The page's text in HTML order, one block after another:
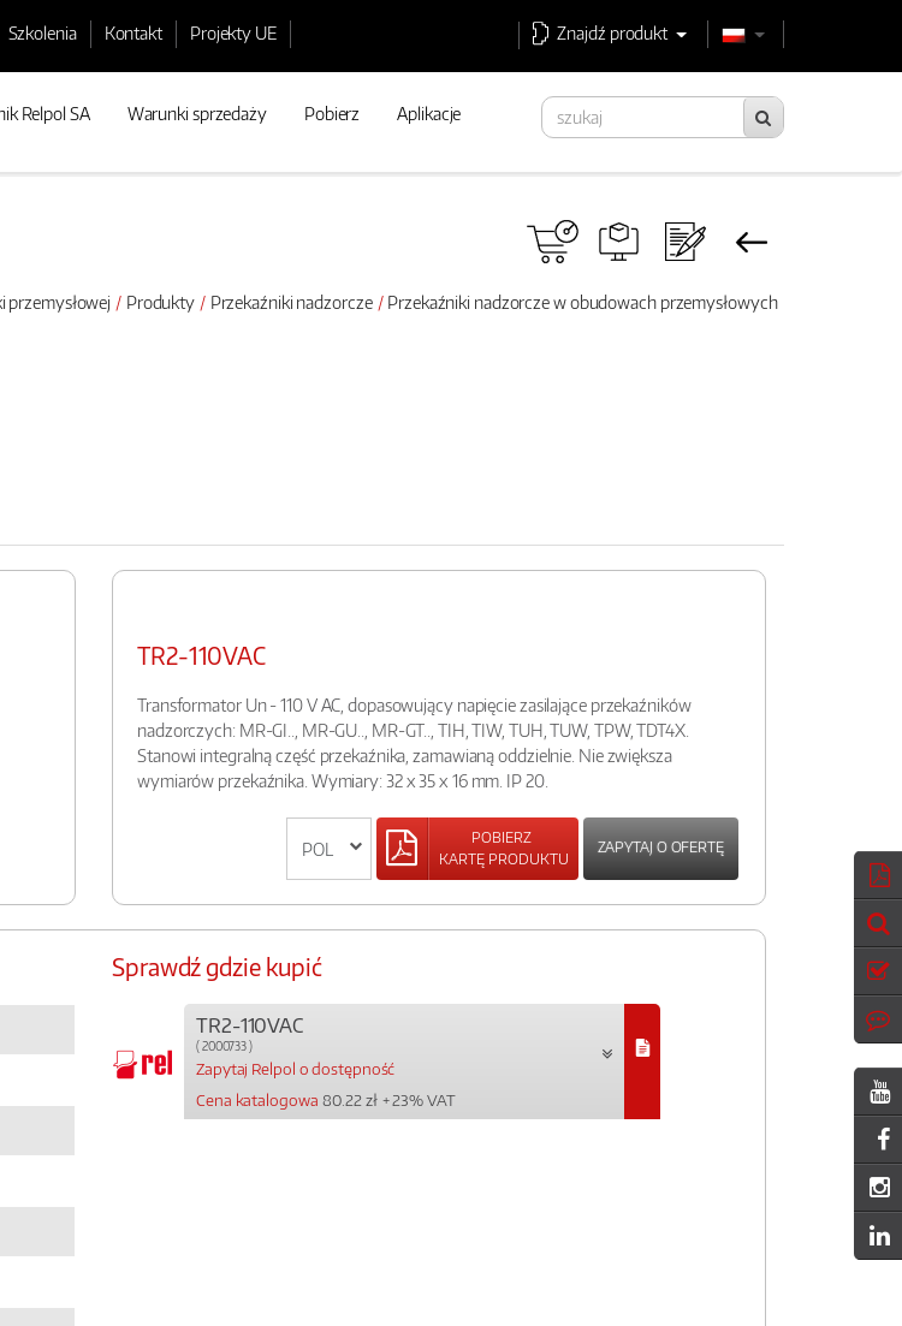
Szkolenia Kontakt Projekty UE Znajdź produkt
Relpol SA Warunki sprzedaży Pobierz Aplikacje
Produkty Przekaźniki nadzorcze
Przekaźniki nadzorcze w obudowach przemysłowych
TR2-110VAC
Transformator Un - 110 V AC, dopasowujący napięcie zasilające przekaźników
nadzorczych: MR-GI.., MR-GU.., MR-GT.., TIH, TIW, TUH, TUW, TPW, TDT4X.
Stanowi integralną część przekaźnika, zamawianą oddzielnie. Nie zwiększa
wymiarów przekaźnika. Wymiary: 32 x 35 x 16 mm. IP 20.
POBIERZ
KARTĘ PRODUKTU
ZAPYTAJ O OFERTĘ
Sprawdź gdzie kupić
TR2-110VAC
( 2000733 )
Zapytaj Relpol o dostępność
Cena katalogowa 80.22 zł + 23% VAT